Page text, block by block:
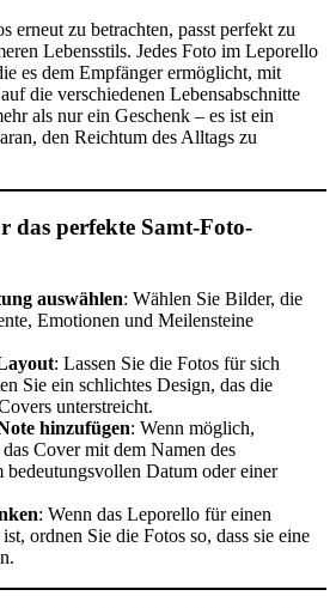
erneut zu betrachten, passt perfekt zu
Lebensstils. Jedes Foto im Leporello
es dem Empfänger ermöglicht, mit
die verschiedenen Lebensabschnitte
als nur ein Geschenk – es ist ein
den Reichtum des Alltags zu
das perfekte Samt-Foto-
auswählen: Wählen Sie Bilder, die
Emotionen und Meilensteine
: Lassen Sie die Fotos für sich
Sie ein schlichtes Design, das die
unterstreicht.
hinzufügen: Wenn möglich,
Cover mit dem Namen des
bedeutungsvollen Datum oder einer
: Wenn das Leporello für einen
ordnen Sie die Fotos so, dass sie eine